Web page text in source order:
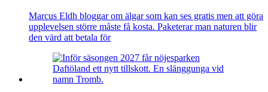
Marcus Eldh bloggar om älgar som kan ses gratis men att göra
upplevelsen större måste få kosta. Paketerar man naturen blir
den värd att betala för